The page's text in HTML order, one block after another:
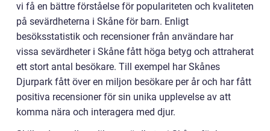
vi få en bättre förståelse för populariteten och kvaliteten
på sevärdheterna i Skåne för barn. Enligt
besöksstatistik och recensioner från användare har
vissa sevärdheter i Skåne fått höga betyg och attraherat
ett stort antal besökare. Till exempel har Skånes
Djurpark fått över en miljon besökare per år och har fått
positiva recensioner för sin unika upplevelse av att
komma nära och interagera med djur.